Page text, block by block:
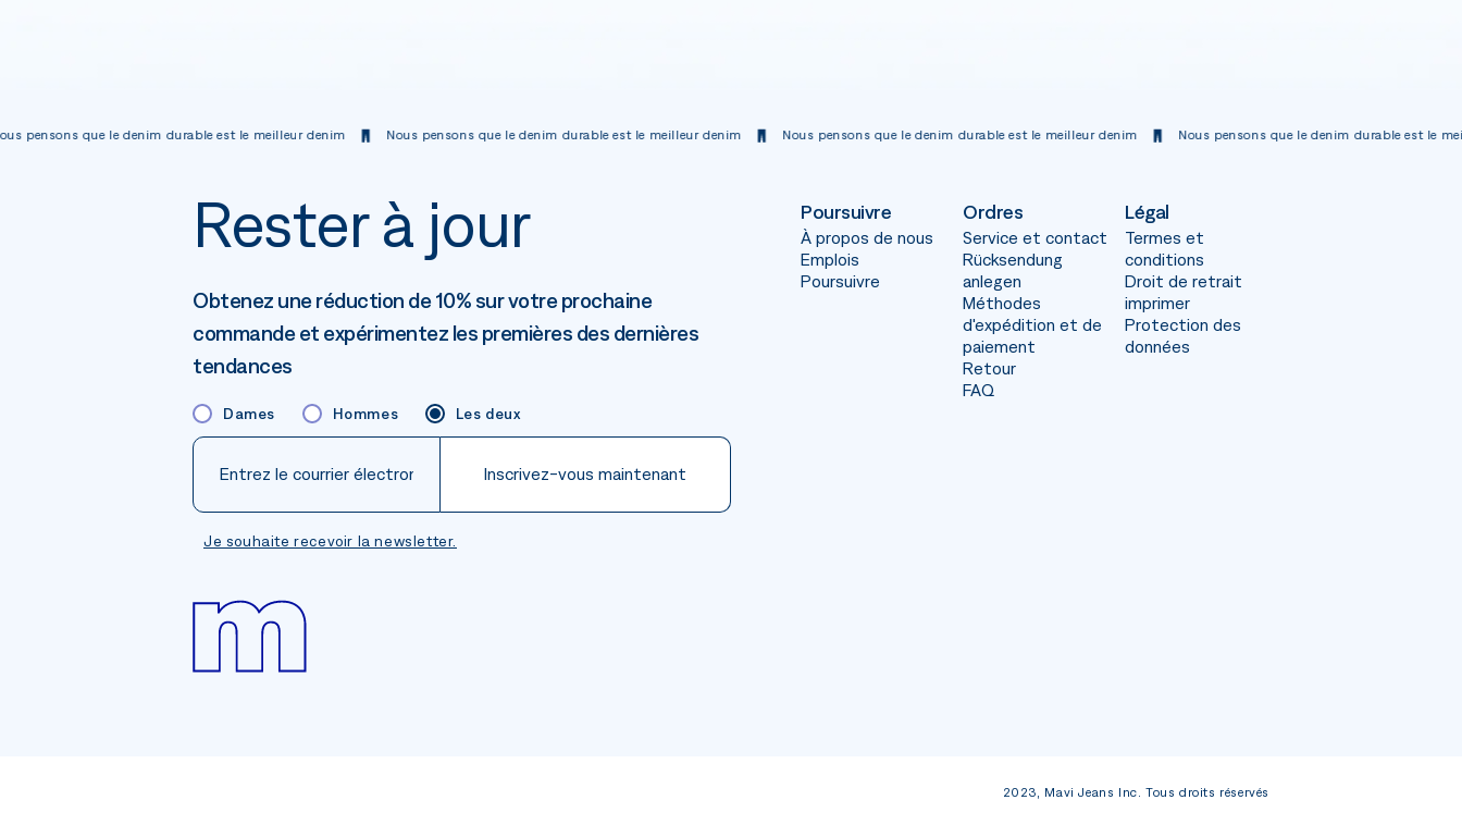
le denim durable est le meilleur denim Nous pensons que le denim durable est le meilleur denim Nous pensons que le denim durable est le meilleur denim Nous pensons que le denim durable est le meilleur denim
Rester à jour
Obtenez une réduction de 10% sur votre prochaine
commande et expérimentez les premières des dernières
tendances
Dames Hommes Les deux
Inscrivez-vous maintenant
Je souhaite recevoir la newsletter.
Poursuivre
À propos de nous
Emplois
Poursuivre
Ordres
Service et contact
Rücksendung
anlegen
Méthodes
d'expédition et de
paiement
Retour
FAQ
Légal
Termes et
conditions
Droit de retrait
imprimer
Protection des
données
2023, Mavi Jeans Inc. Tous droits réservés